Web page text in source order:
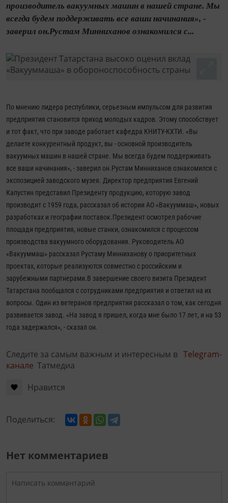
производитель вакуумных машин в нашей стране. Мы
всегда будем поддерживать все ваши начинания», -
заверил он.Рустам Минниханов ознакомился с...
По мнению лидера республики, серьезным импульсом для развития
предприятия становится приход молодых кадров. Этому способствует
и тот факт, что при заводе работает кафедра КНИТУ-КХТИ. «Вы
делаете конкурентный продукт, вы - основной производитель
вакуумных машин в нашей стране. Мы всегда будем поддерживать
все ваши начинания», - заверил он. Рустам Минниханов ознакомился с
экспозицией заводского музея. Директор предприятия Евгений
Капустин представил Президенту продукцию, которую завод
производит с 1959 года, рассказал об истории АО «Вакууммаш», новых
разработках и географии поставок. Президент осмотрел рабочие
площади предприятия, новые станки, ознакомился с процессом
производства вакуумного оборудования. Руководитель АО
«Вакууммаш» рассказал Рустаму Минниханову о приоритетных
проектах, которые реализуются совместно с российским и
зарубежными партнерами. В завершение своего визита Президент
Татарстана пообщался с сотрудниками предприятия и ответил на их
вопросы. Один из ветеранов предприятия рассказал о том, как сегодня
развивается завод. «На завод я пришел, когда мне было 17 лет, и на 53
года задержался», - сказал он.
Следите за самым важным и интересным в Telegram-
канале Татмедиа
Нравится
Поделиться:
Нет комментариев